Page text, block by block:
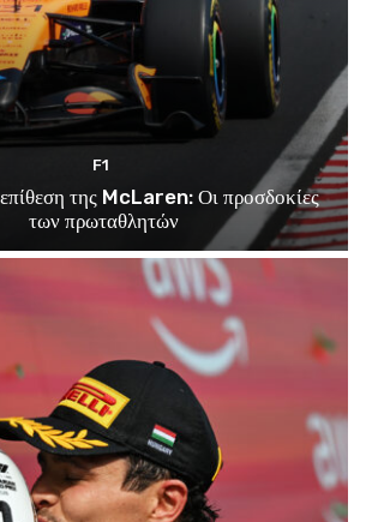
F1
της McLaren: Οι προσδοκίες
των πρωταθλητών